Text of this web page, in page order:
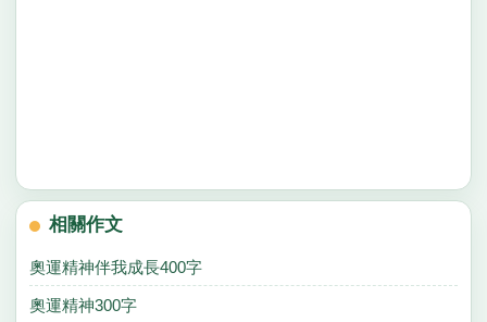
相關作文
奧運精神伴我成長400字
奧運精神300字